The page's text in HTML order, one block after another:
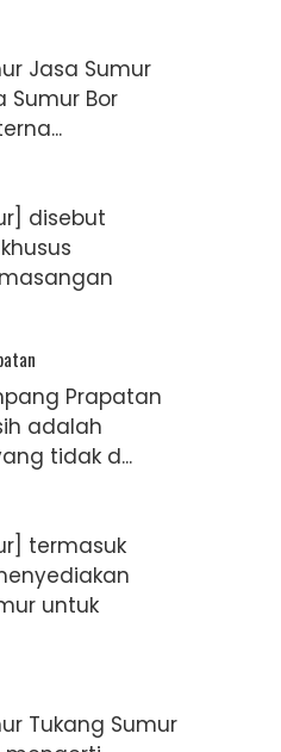
Jasa Sumur
Sumur Bor
disebut
Prapatan
adalah
tidak d...
termasuk
untuk
Tukang Sumur